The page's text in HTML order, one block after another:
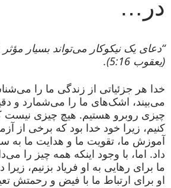
در…
“دعای یک نیکوکار می‌تواند بسیار
(یعقوب 5:16).
خدا هر جزئیاتی از زندگی ما را
می‌بیند، اشک‌های ما را می‌شمارد و
چیزی روبرو هستیم. هیچ چیزی نیست که
کنیم، زیرا خود خدا بود که برخی از
آموزش ما، تقویت ما و هدایت ما به
داد. اما، با وجود اینکه همه چیز را
ما برای رهایی به او فریاد بزنیم،
او برای ارتباط ما با فیض و رحمتش